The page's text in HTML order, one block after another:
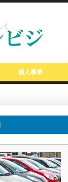
個人事業